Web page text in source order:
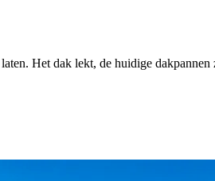
Het dak lekt, de huidige